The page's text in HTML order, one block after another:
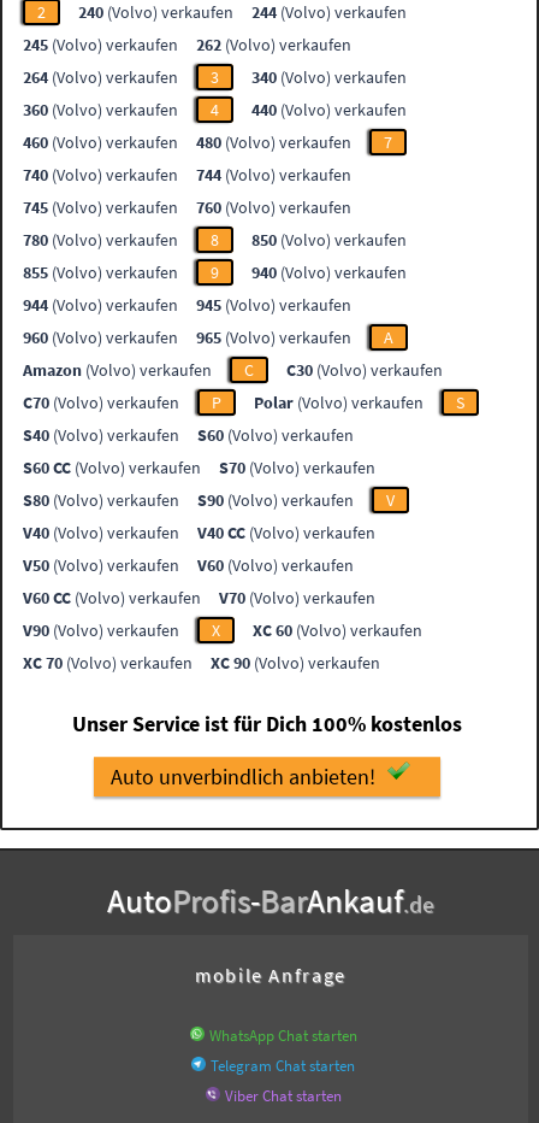
2 240 (Volvo) verkaufen 244 (Volvo) verkaufen
245 (Volvo) verkaufen 262 (Volvo) verkaufen
264 (Volvo) verkaufen 3 340 (Volvo) verkaufen
360 (Volvo) verkaufen 4 440 (Volvo) verkaufen
460 (Volvo) verkaufen 480 (Volvo) verkaufen
7
740 (Volvo) verkaufen 744 (Volvo) verkaufen
745 (Volvo) verkaufen 760 (Volvo) verkaufen
780 (Volvo) verkaufen 8 850 (Volvo) verkaufen
855 (Volvo) verkaufen 9 940 (Volvo) verkaufen
944 (Volvo) verkaufen 945 (Volvo) verkaufen
960 (Volvo) verkaufen 965 (Volvo) verkaufen
A
Amazon (Volvo) verkaufen C C30 (Volvo) verkaufen
C70 (Volvo) verkaufen P Polar (Volvo) verkaufen
S
S40 (Volvo) verkaufen S60 (Volvo) verkaufen
S60 CC (Volvo) verkaufen S70 (Volvo) verkaufen
S80 (Volvo) verkaufen S90 (Volvo) verkaufen
V
V40 (Volvo) verkaufen V40 CC (Volvo) verkaufen
V50 (Volvo) verkaufen V60 (Volvo) verkaufen
V60 CC (Volvo) verkaufen V70 (Volvo) verkaufen
V90 (Volvo) verkaufen X XC 60 (Volvo) verkaufen
XC 70 (Volvo) verkaufen XC 90 (Volvo) verkaufen
Unser Service ist für Dich 100% kostenlos
Auto unverbindlich anbieten!
AutoProfis-BarAnkauf.de
mobile Anfrage
WhatsApp Chat starten
Telegram Chat starten
Viber Chat starten